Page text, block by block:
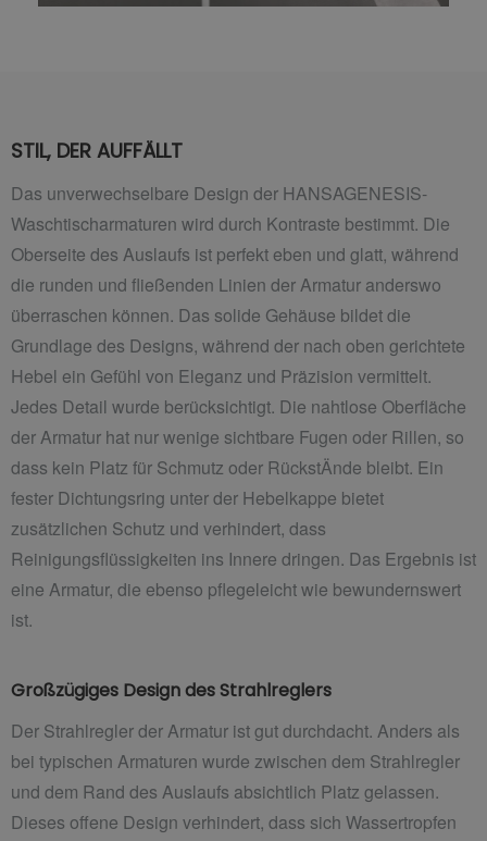
STIL, DER AUFFÄLLT
Das unverwechselbare Design der HANSAGENESIS-
Waschtischarmaturen wird durch Kontraste bestimmt. Die
Oberseite des Auslaufs ist perfekt eben und glatt, während
die runden und fließenden Linien der Armatur anderswo
überraschen können. Das solide Gehäuse bildet die
Grundlage des Designs, während der nach oben gerichtete
Hebel ein Gefühl von Eleganz und Präzision vermittelt.
Jedes Detail wurde berücksichtigt. Die nahtlose Oberfläche
der Armatur hat nur wenige sichtbare Fugen oder Rillen, so
dass kein Platz für Schmutz oder RückstÄnde bleibt. Ein
fester Dichtungsring unter der Hebelkappe bietet
zusätzlichen Schutz und verhindert, dass
Reinigungsflüssigkeiten ins Innere dringen. Das Ergebnis ist
eine Armatur, die ebenso pflegeleicht wie bewundernswert
ist.
Großzügiges Design des Strahlreglers
Der Strahlregler der Armatur ist gut durchdacht. Anders als
bei typischen Armaturen wurde zwischen dem Strahlregler
und dem Rand des Auslaufs absichtlich Platz gelassen.
Dieses offene Design verhindert, dass sich Wassertropfen